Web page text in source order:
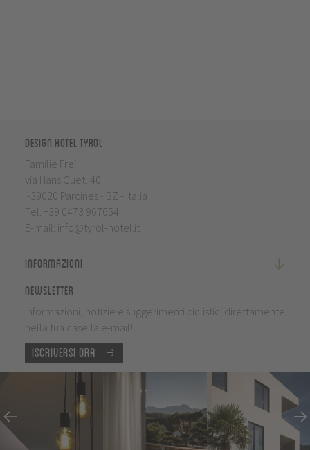
Design Hotel Tyrol
Familie Frei
via Hans Guet, 40
I-39020 Parcines - BZ - Italia
Tel. +39 0473 967654
E-mail: info@tyrol-hotel.it
Informazioni
Newsletter
Informazioni, notizie e suggerimenti ciclistici direttamente
nella tua casella e-mail!
Iscriversi ora